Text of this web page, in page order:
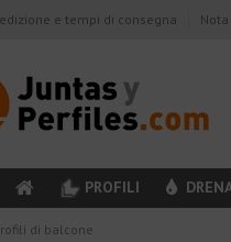
e tempi di consegna
PROFILI
di balcone